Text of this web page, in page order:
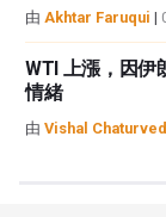
由 Akhtar Faruqui |
WTI 上漲，因伊
情緒
由 Vishal